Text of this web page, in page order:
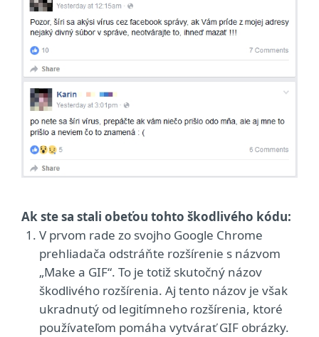
Ak ste sa stali obeťou tohto škodlivého kódu:
V prvom rade zo svojho Google Chrome
prehliadača odstráňte rozšírenie s názvom
„Make a GIF“. To je totiž skutočný názov
škodlivého rozšírenia. Aj tento názov je však
ukradnutý od legitímneho rozšírenia, ktoré
používateľom pomáha vytvárať GIF obrázky.